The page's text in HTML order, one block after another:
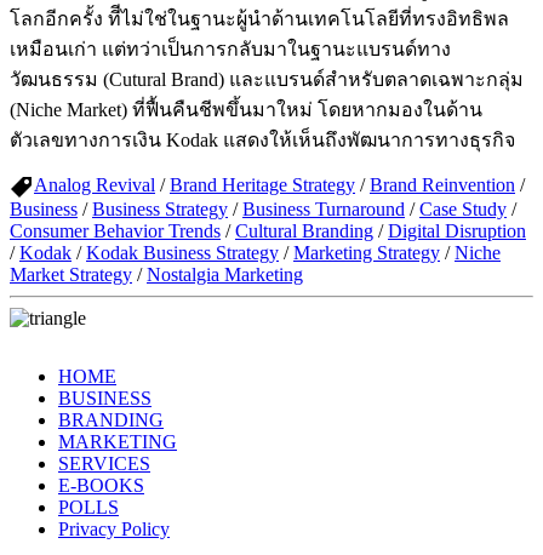
โลกอีกครั้ง ทีีไม่ใช่ในฐานะผู้นำด้านเทคโนโลยีที่ทรงอิทธิพล
เหมือนเก่า แต่ทว่าเป็นการกลับมาในฐานะแบรนด์ทาง
วัฒนธรรม (Cutural Brand) และแบรนด์สำหรับตลาดเฉพาะกลุ่ม
(Niche Market) ที่ฟื้นคืนชีพขึ้นมาใหม่ โดยหากมองในด้าน
ตัวเลขทางการเงิน Kodak แสดงให้เห็นถึงพัฒนาการทางธุรกิจ
Analog Revival /Brand Heritage Strategy /Brand Reinvention /
Business /Business Strategy /Business Turnaround /Case Study /
Consumer Behavior Trends /Cultural Branding /Digital Disruption
/Kodak /Kodak Business Strategy /Marketing Strategy /Niche
Market Strategy /Nostalgia Marketing
HOME
BUSINESS
BRANDING
MARKETING
SERVICES
E-BOOKS
POLLS
Privacy Policy